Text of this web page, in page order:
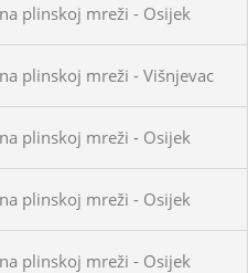
plinskoj mreži - Osijek
plinskoj mreži - Višnjevac
plinskoj mreži - Osijek
plinskoj mreži - Osijek
plinskoj mreži - Osijek